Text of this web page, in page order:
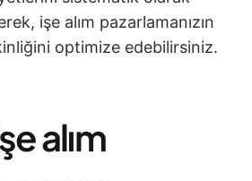
işe alım pazarlamanızın
optimize edebilirsiniz.
alım